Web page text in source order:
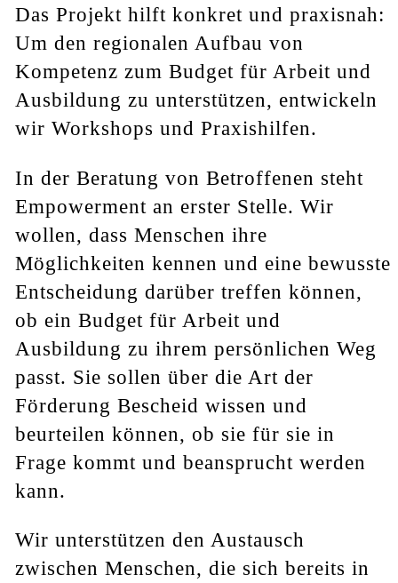
Das Projekt hilft konkret und praxisnah:
Um den regionalen Aufbau von
Kompetenz zum Budget für Arbeit und
Ausbildung zu unterstützen, entwickeln
wir Workshops und Praxishilfen.
In der Beratung von Betroffenen steht
Empowerment an erster Stelle. Wir
wollen, dass Menschen ihre
Möglichkeiten kennen und eine bewusste
Entscheidung darüber treffen können,
ob ein Budget für Arbeit und
Ausbildung zu ihrem persönlichen Weg
passt. Sie sollen über die Art der
Förderung Bescheid wissen und
beurteilen können, ob sie für sie in
Frage kommt und beansprucht werden
kann.
Wir unterstützen den Austausch
zwischen Menschen, die sich bereits in